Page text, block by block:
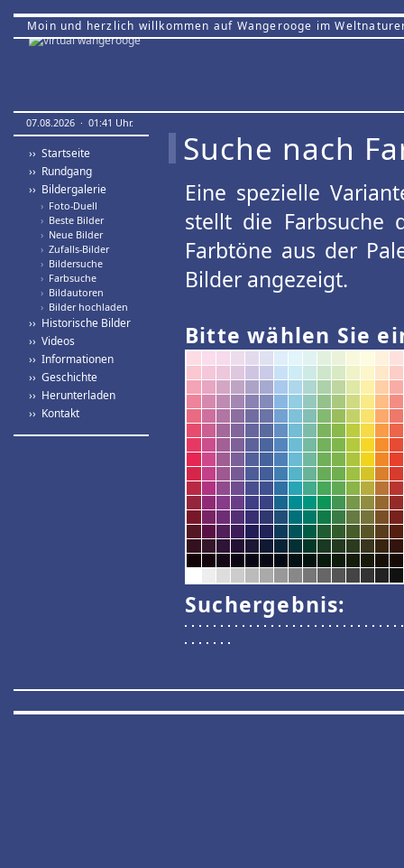
Moin und herzlich willkommen auf Wangerooge im
07.08.2026 · 01:41 Uhr.
›› Startseite
›› Rundgang
›› Bildergalerie
› Foto-Duell
› Beste Bilder
› Neue Bilder
› Zufalls-Bilder
› Bildersuche
› Farbsuche
› Bildautoren
› Bilder hochladen
›› Historische Bilder
›› Videos
›› Informationen
›› Geschichte
›› Herunterladen
›› Kontakt
Suche nach
Eine spezielle
stellt die Farbsuche
Farbtöne aus der
Bilder angezeigt.
Bitte wählen Sie
Suchergebnis: